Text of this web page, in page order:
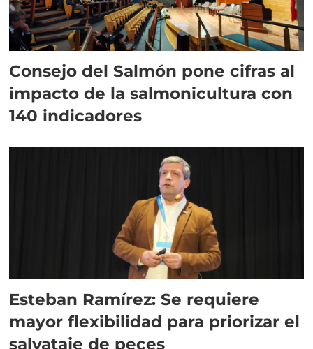
Consejo del Salmón pone cifras al
impacto de la salmonicultura con
140 indicadores
Esteban Ramírez: Se requiere
mayor flexibilidad para priorizar el
salvataje de peces